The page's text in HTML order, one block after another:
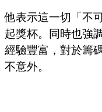
他表示這一切「不
起獎杯。同時也強
經驗豐富，對於籌
不意外。